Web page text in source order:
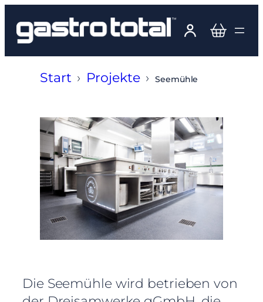
Inhalt
springen
Start › Projekte › Seemühle
Die Seemühle wird betrieben von